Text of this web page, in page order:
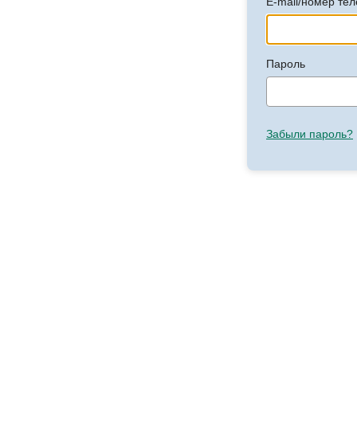
Пароль
Забыли пароль?